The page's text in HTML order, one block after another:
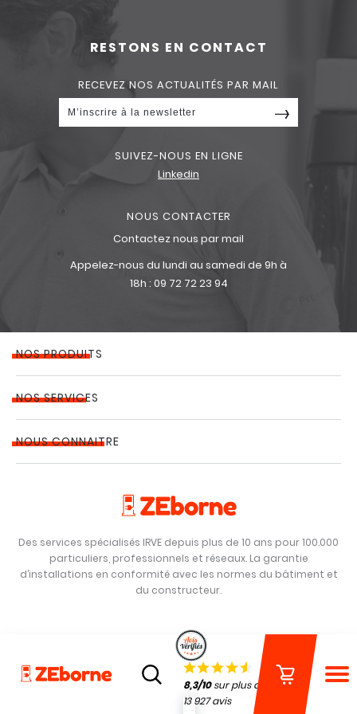
8,3/10sur plus de
13 927 avis
RESTONS EN CONTACT
RECEVEZ NOS ACTUALITÉS PAR MAIL
SUIVEZ-NOUS EN LIGNE
Linkedin
NOUS CONTACTER
Contactez nous par mail
Appelez-nous du lundi au samedi de 9h à
18h : 09 72 72 23 94
NOS PRODUITS
NOS SERVICES
NOUS CONNAITRE
Des services spécialisés IRVE depuis plus de 10 ans pour 100.000
particuliers, professionnels et réseaux. La garantie
d’installations en conformité avec les normes du bâtiment et
du constructeur.